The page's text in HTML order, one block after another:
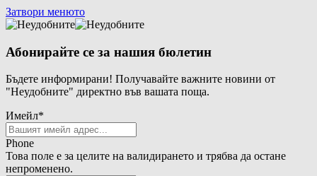
Затвори менюто
Абонирайте се за нашия бюлетин
Бъдете информирани! Получавайте важните новини от
"Неудобните" директно във вашата поща.
Имейл*
Phone
Това поле е за целите на валидирането и трябва да остане
непроменено.